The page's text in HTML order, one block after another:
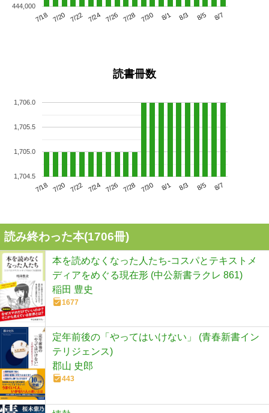
7/18 7/20 7/22 7/24 7/26 7/28 7/30 8/1 8/3 8/5 8/7
444,000
読書冊数
7/18 7/20 7/22 7/24 7/26 7/28 7/30 8/1 8/3 8/5 8/7
1,704.5
1,705.0
1,705.5
1,706.0
読み終わった本(1706冊)
本を読めなくなった人たち-コスパとテキストメ
ディアをめぐる現在形 (中公新書ラクレ 861)
稲田 豊史
1677
定年前後の「やってはいけない」 (青春新書イン
テリジェンス)
郡山 史郎
443